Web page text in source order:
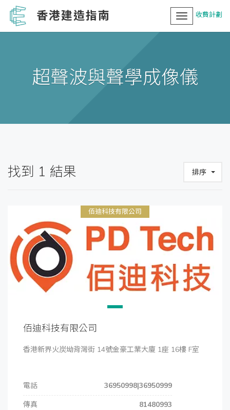
香港建造指南 收費計劃
Toggle
navigation
超聲波與聲學成像儀
找到 1 結果 排序
佰迪科技有限公司
佰迪科技有限公司
香港新界火炭坳背灣街 14號金豪工業大廈 1座 16樓 F室
電話
36950998|36950999
傳真
81480993